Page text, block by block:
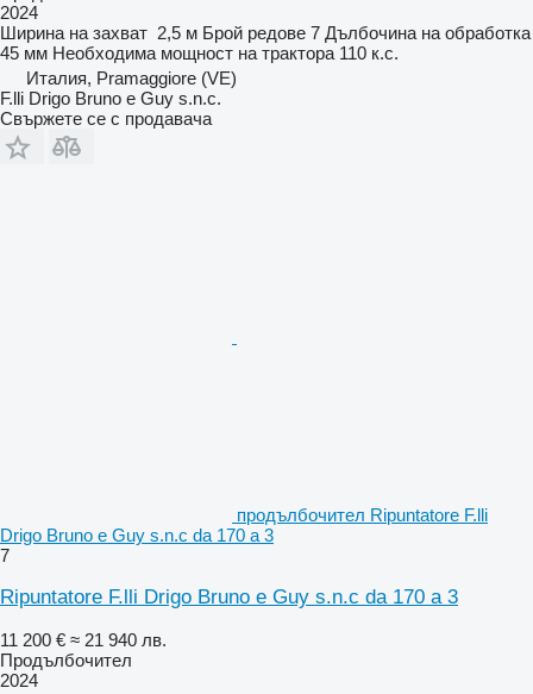
2024
Ширина на захват 2,5 м Брой редове 7 Дълбочина на обработка
45 мм Необходима мощност на трактора 110 к.с.
Италия, Pramaggiore (VE)
F.lli Drigo Bruno e Guy s.n.c.
Свържете се с продавача
продълбочител Ripuntatore F.lli
Drigo Bruno e Guy s.n.c da 170 a 3
7
Ripuntatore F.lli Drigo Bruno e Guy s.n.c da 170 a 3
11 200 € ≈ 21 940 лв.
Продълбочител
2024